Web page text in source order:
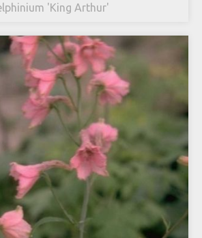
'King Arthur'